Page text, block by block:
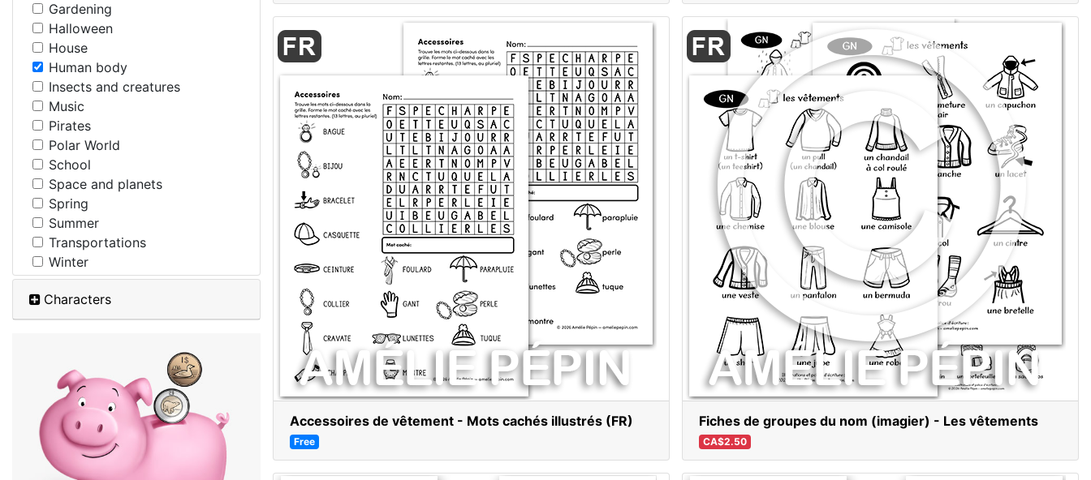
Gardening
Halloween
House
Human body
Insects and creatures
Music
Pirates
Polar World
School
Space and planets
Spring
Summer
Transportations
Winter
Characters
Accessoires de vêtement - Mots cachés illustrés (FR)
Free
Fiches de groupes du nom (imagier) - Les vêtements
CA$2.50